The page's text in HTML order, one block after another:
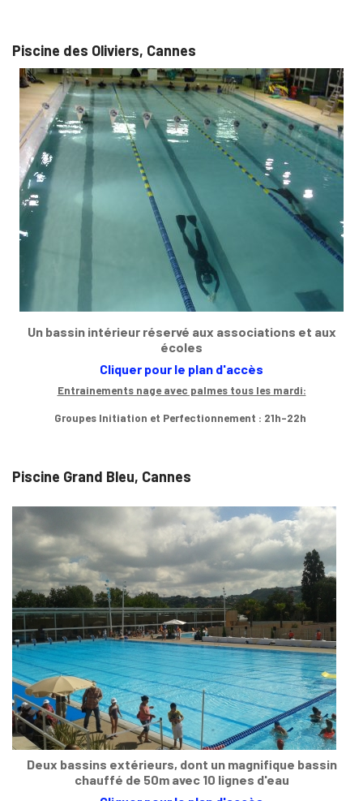
Piscine des Oliviers, Cannes
Un bassin intérieur réservé aux associations et aux
écoles
Cliquer pour le plan d'accès
Entrainements nage avec palmes tous les mardi:
Groupes Initiation et Perfectionnement : 21h-22h
Piscine Grand Bleu, Cannes
Deux bassins extérieurs, dont un magnifique bassin
chauffé de 50m avec 10 lignes d'eau